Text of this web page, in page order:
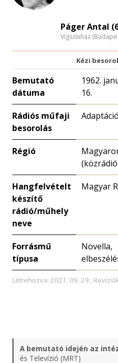
Páger Antal
Vígszínház
Kézi
Bemutató
dátuma
1962.
16.
Rádiós műfaji
besorolás
Adaptáció
Régió
Hangfelvételt
készítő
rádió/műhely
neve
Magyar
Forrásmű
típusa
Novella,
Létrehozva: 2021. 09. 29.;
A bemutató idején az
és Televízió (MRT)